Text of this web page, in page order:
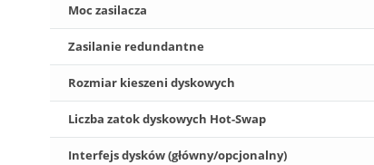
Moc zasilacza
Zasilanie redundantne
Rozmiar kieszeni dyskowych
Liczba zatok dyskowych Hot-Swap
Interfejs dysków (główny/opcjonalny)